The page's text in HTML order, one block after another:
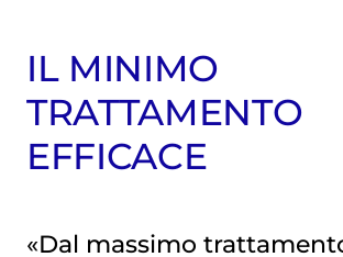
IL MINIMO
TRATTAMENTO
EFFICACE
«Dal massimo